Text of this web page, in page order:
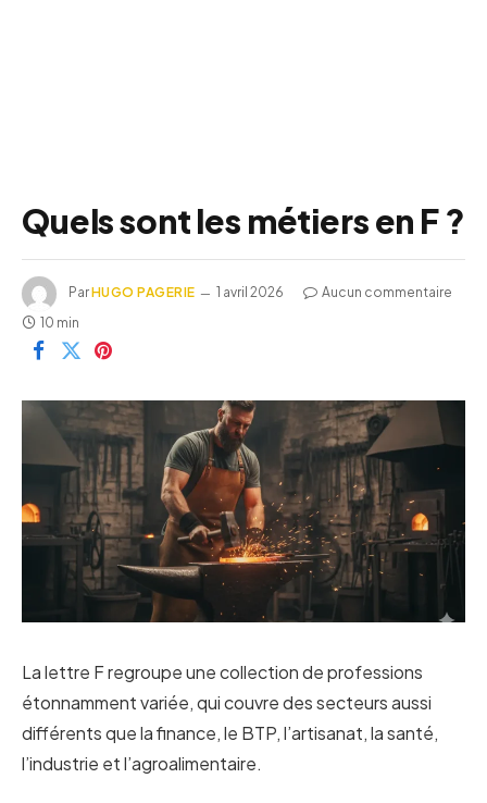
Quels sont les métiers en F ?
ParHUGO PAGERIE 1 avril 2026
Aucun commentaire
10 min
La lettre F regroupe une collection de professions
étonnamment variée, qui couvre des secteurs aussi
différents que la finance, le BTP, l’artisanat, la santé,
l’industrie et l’agroalimentaire.